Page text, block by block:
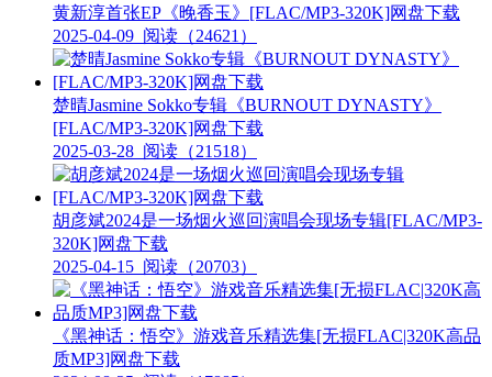
黄新淳首张EP《晚香玉》[FLAC/MP3-320K]网盘下载
2025-04-09 阅读（24621）
楚晴Jasmine Sokko专辑《BURNOUT DYNASTY》
[FLAC/MP3-320K]网盘下载
2025-03-28 阅读（21518）
胡彦斌2024是一场烟火巡回演唱会现场专辑[FLAC/MP3-
320K]网盘下载
2025-04-15 阅读（20703）
《黑神话：悟空》游戏音乐精选集[无损FLAC|320K高品
质MP3]网盘下载